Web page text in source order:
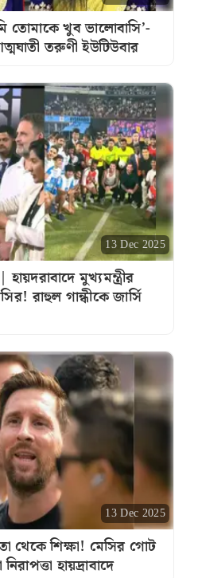
খুব ভালোবাসি’-
তরুণী ইউটিউবার
13 Dec 2025
মুখ্যমন্ত্রীর
রাহুল গান্ধীকে জার্সি
13 Dec 2025
শিক্ষা! মেসির গোট
হায়দ্রাবাদে